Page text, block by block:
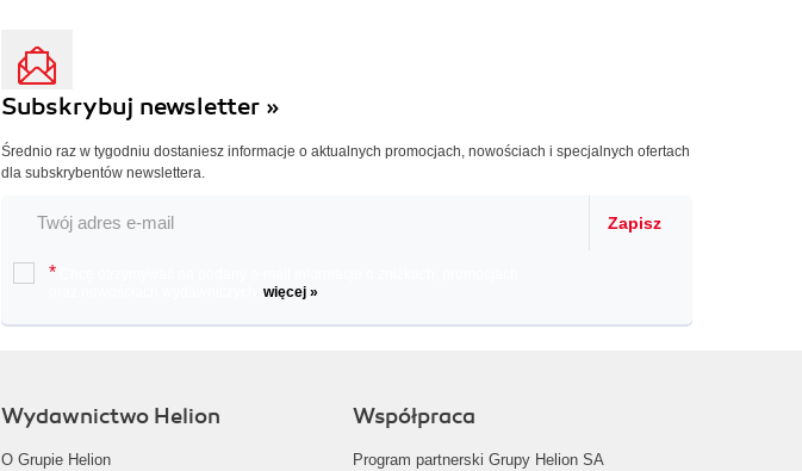
Subskrybuj newsletter »
Średnio raz w tygodniu dostaniesz informacje o aktualnych promocjach, nowościach i specjalnych ofertach
dla subskrybentów newslettera.
Zapisz
*
więcej »
Wydawnictwo Helion
O Grupie Helion
Współpraca
Program partnerski Grupy Helion SA